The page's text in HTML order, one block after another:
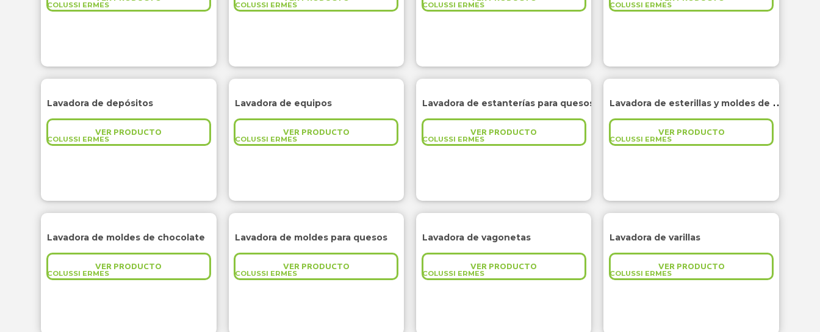
COLUSSI ERMES COLUSSI ERMES COLUSSI ERMES COLUSSI ERMES
COLUSSI ERMES
Lavadora de depósitos
VER PRODUCTO
COLUSSI ERMES
Lavadora de equipos
VER PRODUCTO
COLUSSI ERMES
Lavadora de estanterías para quesos
VER PRODUCTO
COLUSSI ERMES
Lavadora de esterillas y moldes de rejilla para quesos
VER PRODUCTO
COLUSSI ERMES
Lavadora de moldes de chocolate
VER PRODUCTO
COLUSSI ERMES
Lavadora de moldes para quesos
VER PRODUCTO
COLUSSI ERMES
Lavadora de vagonetas
VER PRODUCTO
COLUSSI ERMES
Lavadora de varillas
VER PRODUCTO